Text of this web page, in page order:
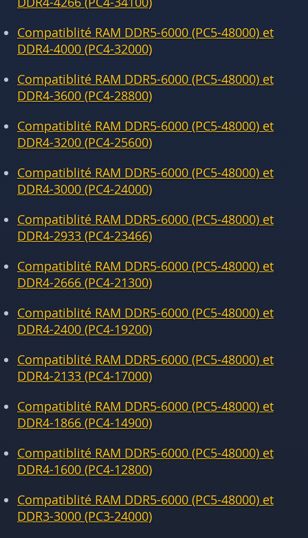
Compatiblité RAM DDR5-6000 (PC5-48000) et
DDR4-4000 (PC4-32000)
Compatiblité RAM DDR5-6000 (PC5-48000) et
DDR4-3600 (PC4-28800)
Compatiblité RAM DDR5-6000 (PC5-48000) et
DDR4-3200 (PC4-25600)
Compatiblité RAM DDR5-6000 (PC5-48000) et
DDR4-3000 (PC4-24000)
Compatiblité RAM DDR5-6000 (PC5-48000) et
DDR4-2933 (PC4-23466)
Compatiblité RAM DDR5-6000 (PC5-48000) et
DDR4-2666 (PC4-21300)
Compatiblité RAM DDR5-6000 (PC5-48000) et
DDR4-2400 (PC4-19200)
Compatiblité RAM DDR5-6000 (PC5-48000) et
DDR4-2133 (PC4-17000)
Compatiblité RAM DDR5-6000 (PC5-48000) et
DDR4-1866 (PC4-14900)
Compatiblité RAM DDR5-6000 (PC5-48000) et
DDR4-1600 (PC4-12800)
Compatiblité RAM DDR5-6000 (PC5-48000) et
DDR3-3000 (PC3-24000)